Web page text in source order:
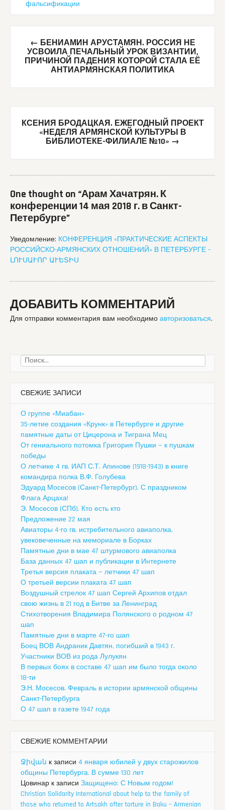
фальсификации
Post
navigation
← БЕНИАМИН АРУСТАМЯН. РОССИЯ НЕ
УСВОИЛА ПЕЧАЛЬНЫЙ УРОК ВИЗАНТИИ,
ПРИЧИНОЙ ПАДЕНИЯ КОТОРОЙ СТАЛА ЕЁ
АНТИАРМЯНСКАЯ ПОЛИТИКА
КСЕНИЯ БРОДАЦКАЯ. ЕЖЕГОДНЫЙ ПРОЕКТ
«НЕДЕЛЯ АРМЯНСКОЙ КУЛЬТУРЫ В
БИБЛИОТЕКЕ-ФИЛИАЛЕ №10» →
One thought on “Арам Хачатрян. К
конференции 14 мая 2018 г. в Санкт-
Петербурге”
Уведомление: КОНФЕРЕНЦИЯ «ПРАКТИЧЕСКИЕ АСПЕКТЫ
РОССИЙСКО-АРМЯНСКИХ ОТНОШЕНИЙ» В ПЕТЕРБУРГЕ –
ДОБАВИТЬ КОММЕНТАРИЙ
Для отправки комментария вам необходимо авторизоваться.
Найти:
СВЕЖИЕ ЗАПИСИ
О группе «Миабан»
35-летие создания «Крунк» в Петербурге и другие
памятные даты от Цицерона и Тиграна Мец
От гениального потомка Григория Пушки — к пушкам
победы
О летчике 4 гв. ИАП С.Т. Апинове (1918-1943) в книге
командира полка В.Ф. Голубева
Эдуард Мосесов (Санкт-Петербург). С праздником
Флага Арцаха!
Э. Мосесов (СПб). Кто есть кто
Предложение 22 мая
Авиаторы 4-го гв. истребительного авиаполка,
увековеченные на мемориале в Борках
Памятные дни в мае 47 штурмового авиаполка
База данных 47 шап и публикации в Интернете
Третья версия плаката — летчики 47 шап
О третьей версии плаката 47 шап
Воздушный стрелок 47 шап Сергей Архипов отдал
свою жизнь в 21 год в Битве за Ленинград
Стихотворения Владимира Полянского о родном 47
шап
Памятные дни в марте 47-го шап
Боец ВОВ Андраник Давтян, погибший в 1943 г.
Участники ВОВ из рода Лулукян
В первых боях в составе 47 шап им было тогда около
18-ти
Э.Н. Мосесов. Февраль в истории армянской общины
Санкт-Петербурга
О 47 шап в газете 1947 года
СВЕЖИЕ КОММЕНТАРИИ
Ջիվան к записи 4 января юбилей у двух старожилов
общины Петербурга. В сумме 130 лет
Цовинар к записи Защищено: С Новым годом!
Christian Solidarity International about help to the family of
those who returned to Artsakh after torture in Baku – Armenian